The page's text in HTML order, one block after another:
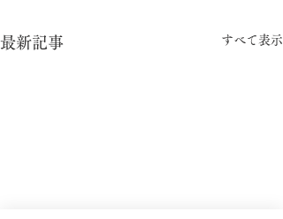
最新記事 すべて表示